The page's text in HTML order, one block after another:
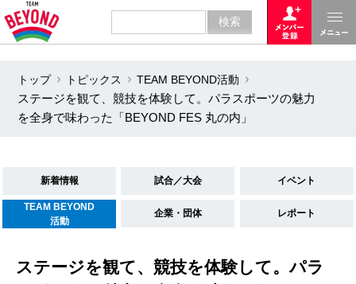
トップ トピックス
TEAM BEYOND活動
ステージを観て、競技を体験して。パラスポーツの魅力
を全身で味わった「BEYOND FES 丸の内」
新着情報 試合／大会 イベント
TEAM BEYOND
活動
企業・団体 レポート
ステージを観て、競技を体験して。パラ